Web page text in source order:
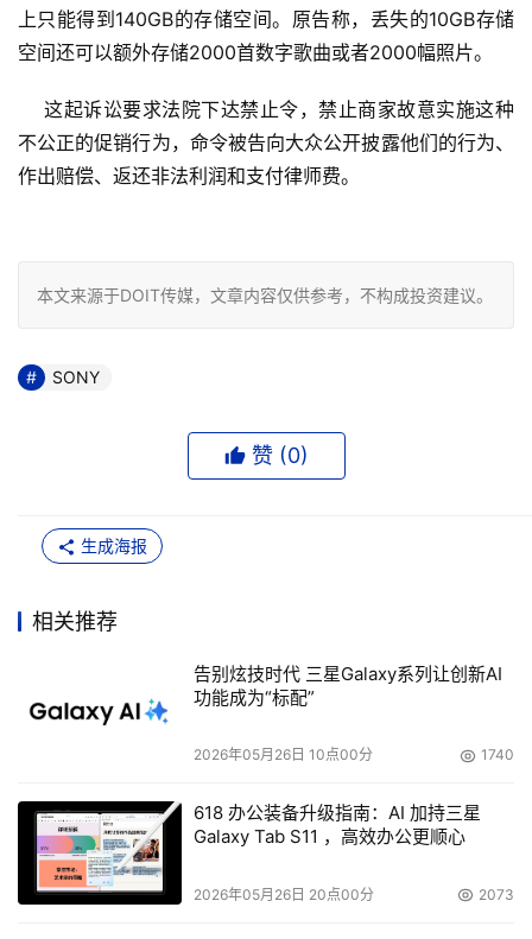
上只能得到140GB的存储空间。原告称，丢失的10GB存储
空间还可以额外存储2000首数字歌曲或者2000幅照片。
这起诉讼要求法院下达禁止令，禁止商家故意实施这种
不公正的促销行为，命令被告向大众公开披露他们的行为、
作出赔偿、返还非法利润和支付律师费。
本文来源于DOIT传媒，文章内容仅供参考，不构成投资建议。
SONY
赞 (0)
生成海报
相关推荐
告别炫技时代 三星Galaxy系列让创新AI
功能成为“标配”
2026年05月26日 10点00分 1740
618 办公装备升级指南：AI 加持三星
Galaxy Tab S11 ，高效办公更顺心
2026年05月26日 20点00分 2073